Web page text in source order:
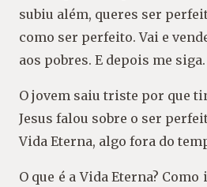
subiu além, queres ser
como ser perfeito. Vai e
aos pobres. E depois me siga.
O jovem saiu triste por que
Jesus falou sobre o ser
Vida Eterna, algo fora do
O que é a Vida Eterna?